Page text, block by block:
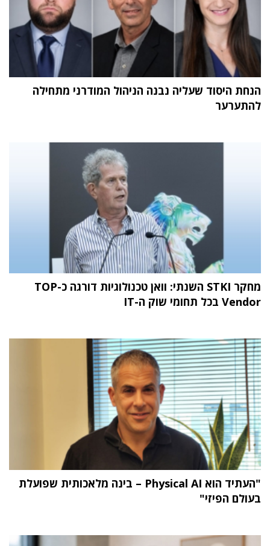
הנחת היסוד שעליה נבנה הניהול המודרני מתחילה
להתערער
מחקר STKI השנתי: וואן טכנולוגיות דורגה כ-TOP
Vendor בכל תחומי שוק ה-IT
"העתיד הוא Physical AI – בינה מלאכותית שפועלת
בעולם הפיזי"